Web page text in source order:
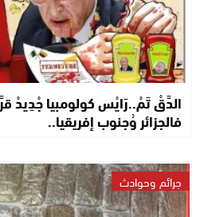
الدَّقْ تَمْ..رَايْس كولومبيا جْدِيدْ
فالجزائر وُجنوب إفريقيا..
جرائم وحوادث